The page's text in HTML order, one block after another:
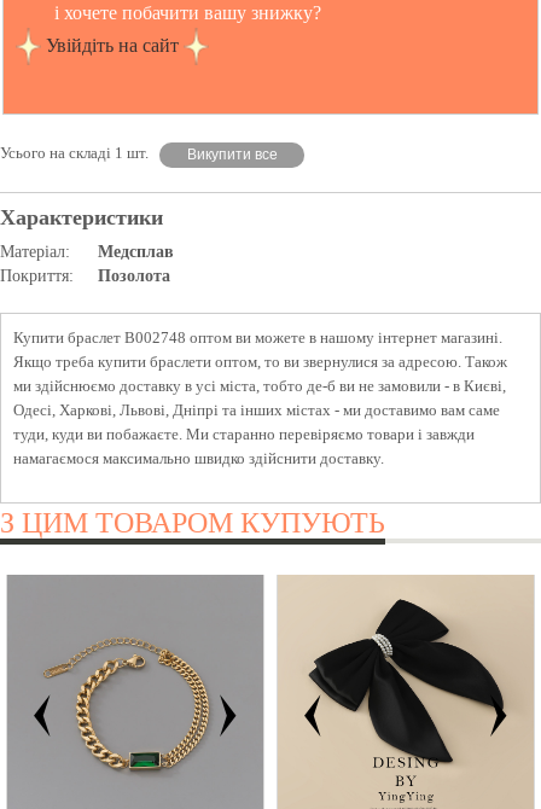
і хочете побачити вашу знижку?
Увійдіть на сайт
Усього на складі 1 шт. Викупити все
Характеристики
Матеріал:
Медсплав
Покриття:
Позолота
Купити браслет B002748 оптом ви можете в нашому інтернет магазині.
Якщо треба купити браслети оптом, то ви звернулися за адресою. Також
ми здійснюємо доставку в усі міста, тобто де-б ви не замовили - в Києві,
Одесі, Харкові, Львові, Дніпрі та інших містах - ми доставимо вам саме
туди, куди ви побажаєте. Ми старанно перевіряємо товари і завжди
намагаємося максимально швидко здійснити доставку.
З ЦИМ ТОВАРОМ КУПУЮТЬ